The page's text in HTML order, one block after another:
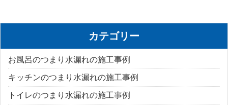
カテゴリー
お風呂のつまり水漏れの施工事例
キッチンのつまり水漏れの施工事例
トイレのつまり水漏れの施工事例